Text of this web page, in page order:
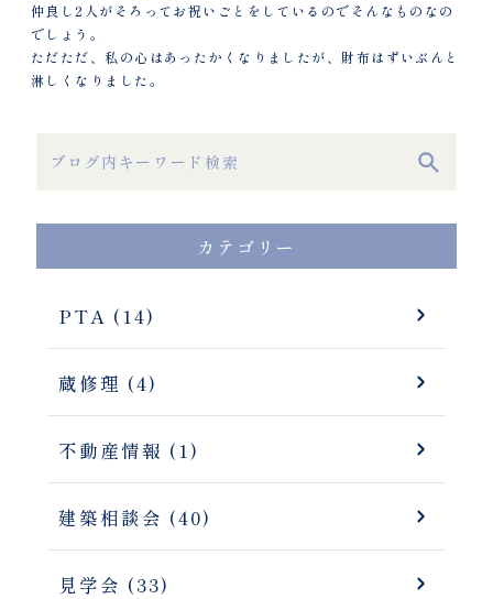
仲良し2人がそろってお祝いごとをしているのでそんなものなの
でしょう。
ただただ、私の心はあったかくなりましたが、財布はずいぶんと
淋しくなりました。
カテゴリー
PTA (14)
蔵修理 (4)
不動産情報 (1)
建築相談会 (40)
見学会 (33)